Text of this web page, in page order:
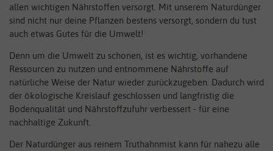
allen wichtigen Nährstoffen versorgt. Mit unserem Naturdünger
sind nicht nur deine Pflanzen bestens versorgt, sondern du tust
auch etwas Gutes für die Umwelt!
Denn um die Umwelt zu schonen, ist es wichtig, vorhandene
Ressourcen zu nutzen und entnommene Nährstoffe auf
natürliche Weise der Natur wieder zurückzugeben. Dadurch wird
der ökologische Kreislauf geschlossen und langfristig die
Bodenqualität und Nährstoffzufuhr verbessert - für eine
nachhaltige Zukunft.
Der Naturdünger aus reinem Truthahnmist kann für nahezu alle